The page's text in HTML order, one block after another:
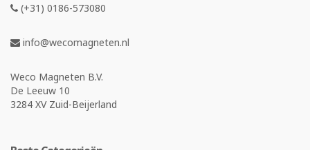
(+31) 0186-573080
info@wecomagneten.nl
Weco Magneten B.V.
De Leeuw 10
3284 XV Zuid-Beijerland